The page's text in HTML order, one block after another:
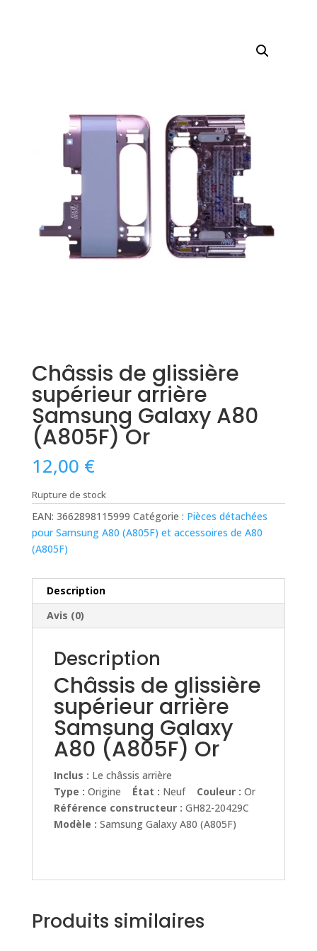
Châssis de glissière
supérieur arrière
Samsung Galaxy A80
(A805F) Or
12,00 €
Rupture de stock
EAN: 3662898115999 Catégorie : Pièces détachées
pour Samsung A80 (A805F) et accessoires de A80
(A805F)
Description
Avis (0)
Description
Châssis de glissière
supérieur arrière
Samsung Galaxy
A80 (A805F) Or
Inclus : Le châssis arrière
Type : Origine État : Neuf Couleur : Or
Référence constructeur : GH82-20429C
Modèle : Samsung Galaxy A80 (A805F)
Produits similaires